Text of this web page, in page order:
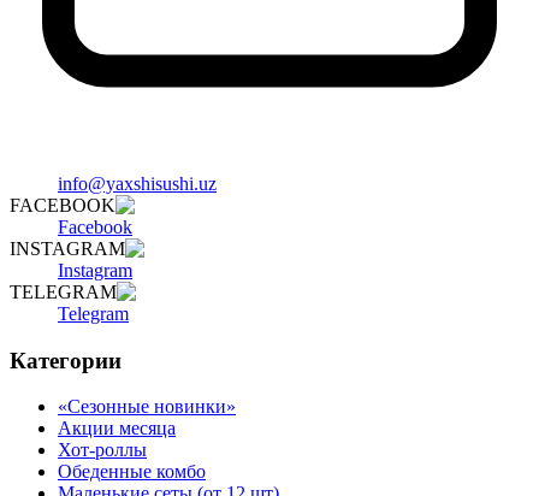
info@yaxshisushi.uz
FACEBOOK
Facebook
INSTAGRAM
Instagram
TELEGRAM
Telegram
Категории
«Сезонные новинки»
Акции месяца
Хот-роллы
Обеденные комбо